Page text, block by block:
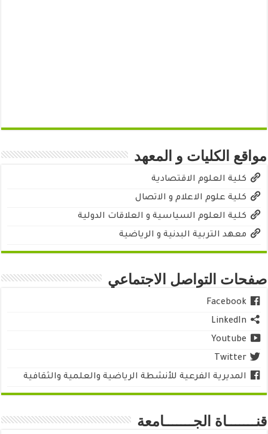
مواقع الكليات و المعهد
كلية العلوم الاقتصادية
كلية علوم الاعلام و الاتصال
كلية العلوم السياسية و العلاقات الدولية
معهد التربية البدنية و الرياضية
صفحات التواصل الاجتماعي
Facebook
LinkedIn
Youtube
Twitter
المديرية الفرعية للأنشطة الرياضية والعلمية والثقافية
قنـــــــاة الجـــــــامعة